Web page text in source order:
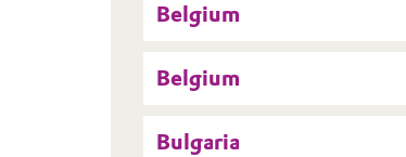
Belgium
Belgium
Bulgaria